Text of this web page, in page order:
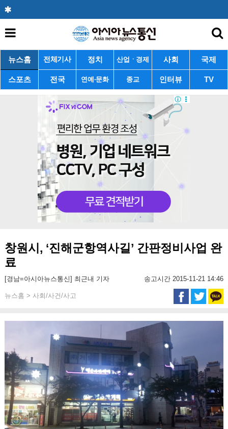
뉴스홈 전체기사 정치 산업ㆍ경제 사회 국제
스포츠 전국 연예·문화 종교 인터뷰 TV
창원시, ‘진해군항역사길’ 간판정비사업 완
료
[경남=아시아뉴스통신] 최근내 기자 송고시간 2015-11-21 14:46
뉴스홈 > 사회/사건/사고